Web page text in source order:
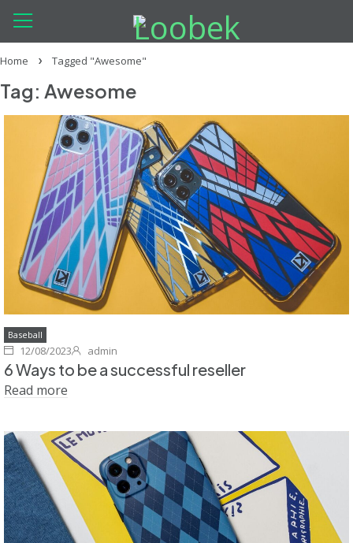
Home Tagged "Awesome"
Tag: Awesome
Baseball
12/08/2023 admin
6 Ways to be a successful reseller
Read more